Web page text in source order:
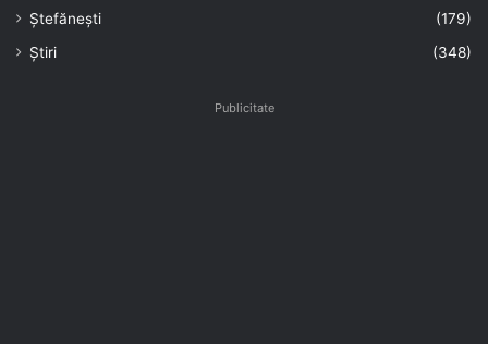
Ștefănești
(179)
Știri
(348)
Publicitate